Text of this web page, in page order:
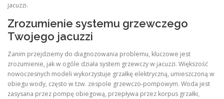
jacuzzi.
Zrozumienie systemu grzewczego
Twojego jacuzzi
Zanim przejdziemy do diagnozowania problemu, kluczowe jest
zrozumienie, jak w ogóle działa system grzewczy w jacuzzi. Większość
nowoczesnych modeli wykorzystuje grzałkę elektryczną, umieszczoną w
obiegu wody, często w tzw. zespole grzewczo-pompowym. Woda jest
zasysana przez pompę obiegową, przepływa przez korpus grzałki,